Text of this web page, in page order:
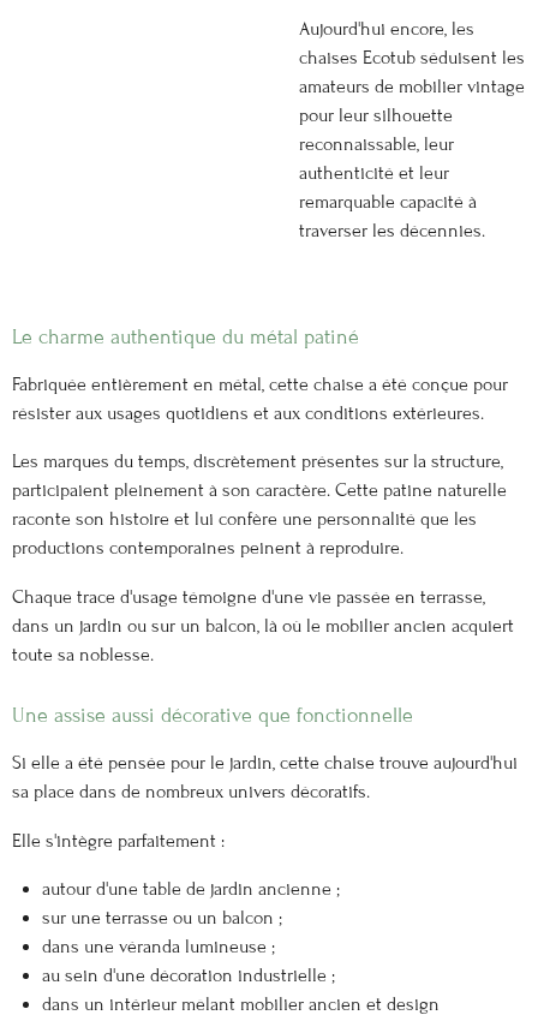
Aujourd'hui encore, les
chaises Ecotub séduisent les
amateurs de mobilier vintage
pour leur silhouette
reconnaissable, leur
authenticité et leur
remarquable capacité à
traverser les décennies.
Le charme authentique du métal patiné
Fabriquée entièrement en métal, cette chaise a été conçue pour
résister aux usages quotidiens et aux conditions extérieures.
Les marques du temps, discrètement présentes sur la structure,
participaient pleinement à son caractère. Cette patine naturelle
raconte son histoire et lui confère une personnalité que les
productions contemporaines peinent à reproduire.
Chaque trace d'usage témoigne d'une vie passée en terrasse,
dans un jardin ou sur un balcon, là où le mobilier ancien acquiert
toute sa noblesse.
Une assise aussi décorative que fonctionnelle
Si elle a été pensée pour le jardin, cette chaise trouve aujourd'hui
sa place dans de nombreux univers décoratifs.
Elle s'intègre parfaitement :
autour d'une table de jardin ancienne ;
sur une terrasse ou un balcon ;
dans une véranda lumineuse ;
au sein d'une décoration industrielle ;
dans un intérieur mêlant mobilier ancien et design